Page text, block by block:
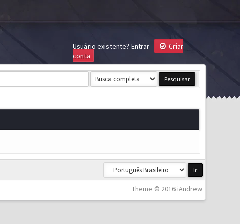
Usuário existente? Entrar
Criar
conta
Theme © 2016 iAndrew